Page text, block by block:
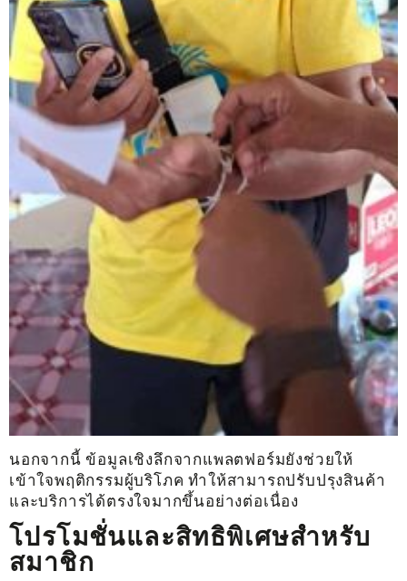
นอกจากนี้ ข้อมูลเชิงลึกจากแพลตฟอร์มยังช่วยให้
เข้าใจพฤติกรรมผู้บริโภค ทำให้สามารถปรับปรุงสินค้า
และบริการได้ตรงใจมากขึ้นอย่างต่อเนื่อง
โปรโมชั่นและสิทธิพิเศษสำหรับ
สมาชิก